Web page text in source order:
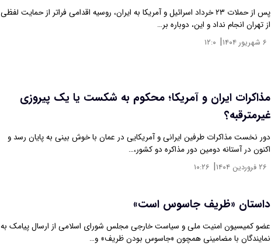
پس از حملات ۲۳ خرداد اسرائیل و آمریکا به ایران، روسیه اقدامی فراتر از حمایت لفظی
از تهران انجام نداد و این، دوباره بر…
۶ شهریور ۱۴۰۴ | ۱۲:۰
مذاکرات ایران و آمریکا؛ محکوم به شکست یا یک پیروزی
غیرمترقبه؟
دور نخست مذاکرات طرفین ایرانی و آمریکایی در عمان با خوش بینی به پایان رسد و
اکنون در آستانه دومین دور مذاکره دو کشور،…
۲۶ فروردین ۱۴۰۴ | ۱۰:۲۶
داستان «ظریف جاسوس است»
عضو کمیسیون امنیت ملی و سیاست خارجی مجلس شورای اسلامی از ارسال پیامک به
نمایندگان با مضامینی همچون «جاسوس بودن ظریف» و…